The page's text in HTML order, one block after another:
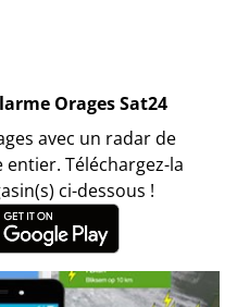
Orages Sat24
avec un radar de
Téléchargez-la
ci-dessous !